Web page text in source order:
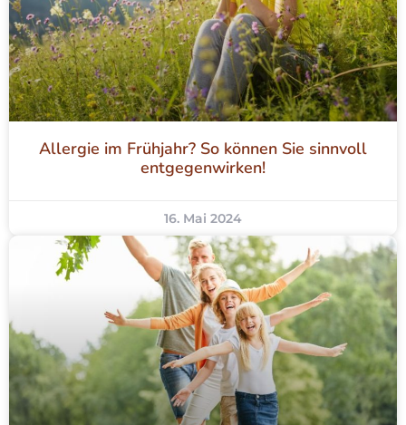
Allergie im Frühjahr? So können Sie sinnvoll
entgegenwirken!
16. Mai 2024